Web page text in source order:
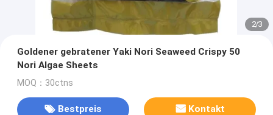
2/3
Goldener gebratener Yaki Nori Seaweed Crispy 50
Nori Algae Sheets
MOQ：30ctns
Bestpreis Kontakt